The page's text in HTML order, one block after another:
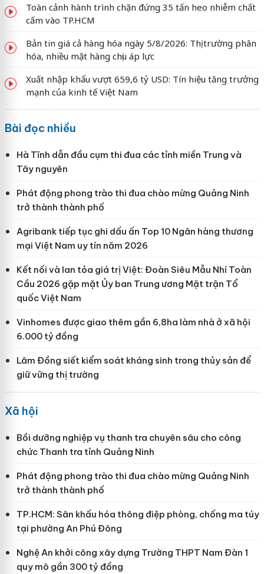
Toàn cảnh hành trình chặn đứng 35 tấn heo nhiễm chất
cấm vào TP.HCM
Bản tin giá cả hàng hóa ngày 5/8/2026: Thị trường phân
hóa, nhiều mặt hàng chịu áp lực
Xuất nhập khẩu vượt 659,6 tỷ USD: Tín hiệu tăng trưởng
mạnh của kinh tế Việt Nam
Bài đọc nhiều
Hà Tĩnh dẫn đầu cụm thi đua các tỉnh miền Trung và
Tây nguyên
Phát động phong trào thi đua chào mừng Quảng Ninh
trở thành thành phố
Agribank tiếp tục ghi dấu ấn Top 10 Ngân hàng thương
mại Việt Nam uy tín năm 2026
Kết nối và lan tỏa giá trị Việt: Đoàn Siêu Mẫu Nhí Toàn
Cầu 2026 gặp mặt Ủy ban Trung ương Mặt trận Tổ
quốc Việt Nam
Vinhomes được giao thêm gần 6,8ha làm nhà ở xã hội
6.000 tỷ đồng
Lâm Đồng siết kiểm soát kháng sinh trong thủy sản để
giữ vững thị trường
Xã hội
Bồi dưỡng nghiệp vụ thanh tra chuyên sâu cho công
chức Thanh tra tỉnh Quảng Ninh
Phát động phong trào thi đua chào mừng Quảng Ninh
trở thành thành phố
TP.HCM: Sân khấu hóa thông điệp phòng, chống ma túy
tại phường An Phú Đông
Nghệ An khởi công xây dựng Trường THPT Nam Đàn 1
quy mô gần 300 tỷ đồng